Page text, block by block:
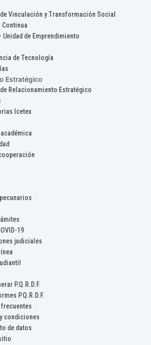
Vinculación y Transformación Social
Continua
Unidad de Emprendimiento
de Tecnología
Estratégico
Relacionamiento Estratégico
Icetex
19
judiciales
P.Q.R.D.F.
P.Q.R.D.F.
frecuentes
condiciones
de datos